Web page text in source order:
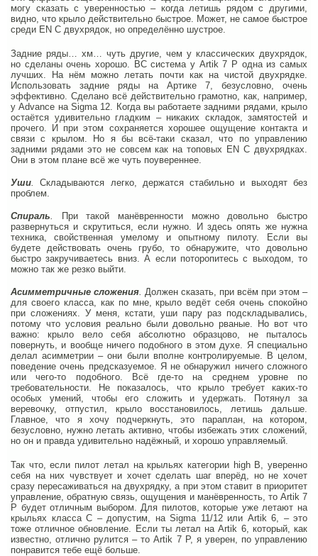
могу сказать с уверенностью – когда летишь рядом с другими,
видно, что крыло действительно быстрое. Может, не самое быстрое
среди EN C двухрядок, но определённо шустрое.
Задние ряды… хм… чуть другие, чем у классических двухрядок,
но сделаны очень хорошо. ВС система у Artik 7 P одна из самых
лучших. На нём можно летать почти как на чистой двухрядке.
Использовать задние ряды на Артике 7, безусловно, очень
эффективно. Сделано всё действительно грамотно, как, например,
у Advance на Sigma 12. Когда вы работаете задними рядами, крыло
остаётся удивительно гладким – никаких складок, замятостей и
прочего. И при этом сохраняется хорошее ощущение контакта и
связи с крылом. Но я бы всё-таки сказал, что по управлению
задними рядами это не совсем как на топовых EN C двухрядках.
Они в этом плане всё же чуть поувереннее.
Уши
Складываются легко, держатся стабильно и выходят без
проблем.
Спираль
При такой манёвренности можно довольно быстро
развернуться и скрутиться, если нужно. И здесь опять же нужна
техника, свойственная умелому и опытному пилоту. Если вы
будете действовать очень грубо, то обнаружите, что довольно
быстро закручиваетесь вниз. А если поторопитесь с выходом, то
можно так же резко выйти.
Асимметричные сложения Должен сказать, при всём при этом –
для своего класса, как по мне, крыло ведёт себя очень спокойно
при сложениях. У меня, кстати, уши пару раз подскладывались,
потому что условия реально были довольно рваные. Но вот что
важно: крыло вело себя абсолютно образцово, не пыталось
повернуть, и вообще ничего подобного в этом духе. Я специально
делал асимметрии – они были вполне контролируемые. В целом,
поведение очень предсказуемое. Я не обнаружил ничего сложного
или чего-то подобного. Всё где-то на среднем уровне по
требовательности. Не показалось, что крыло требует каких-то
особых умений, чтобы его сложить и удержать. Потянул за
веревочку, отпустил, крыло восстановилось, летишь дальше.
Главное, что я хочу подчеркнуть, это параплан, на котором,
безусловно, нужно летать активно, чтобы избежать этих сложений,
но он и правда удивительно надёжный, и хорошо управляемый.
Так что, если пилот летал на крыльях категории high B, уверенно
себя на них чувствует и хочет сделать шаг вперёд, но не хочет
сразу пересаживаться на двухрядку, а при этом ставит в приоритет
управление, обратную связь, ощущения и манёвренность, то Artik 7
P будет отличным выбором. Для пилотов, которые уже летают на
крыльях класса С – допустим, на Sigma 11/12 или Artik 6, – это
тоже отличное обновление. Если ты летал на Artik 6, который, как
известно, отлично рулится – то Artik 7 P, я уверен, по управлению
понравится тебе ещё больше.